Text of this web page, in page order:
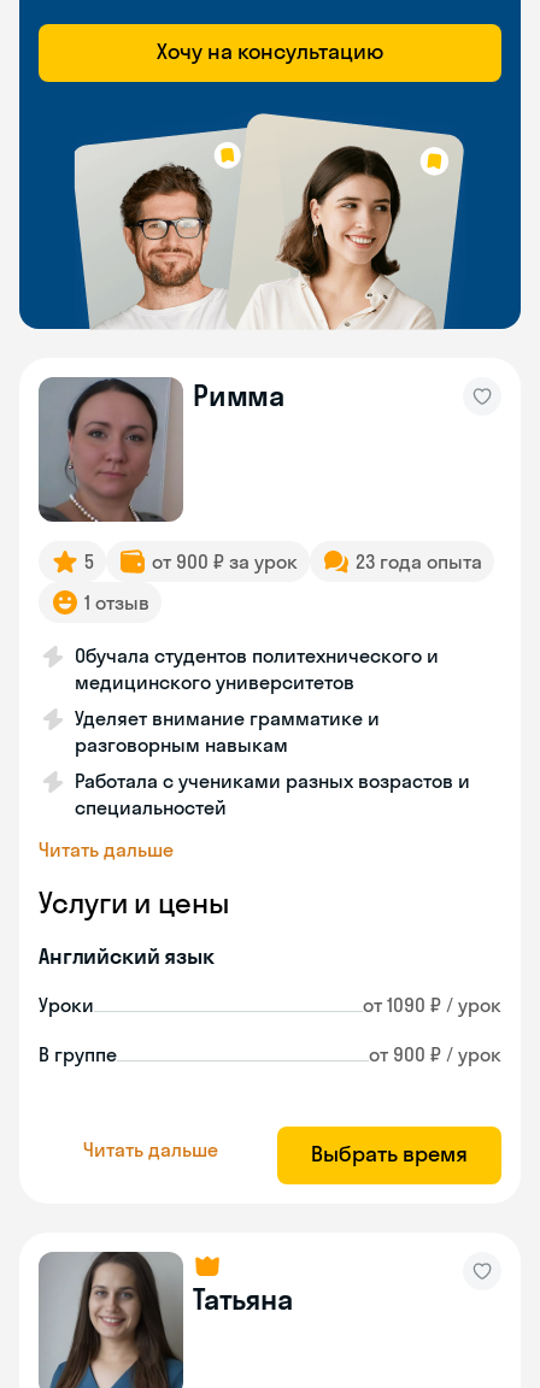
Хочу на консультацию
Римма
5 от 900 ₽ за урок
23 года опыта
1 отзыв
Обучала студентов политехнического и
медицинского университетов
Уделяет внимание грамматике и
разговорным навыкам
Работала с учениками разных возрастов и
специальностей
Читать дальше
Услуги и цены
Английский язык
Уроки от 1090 ₽ / урок
В группе от 900 ₽ / урок
Читать дальше Выбрать время
Татьяна